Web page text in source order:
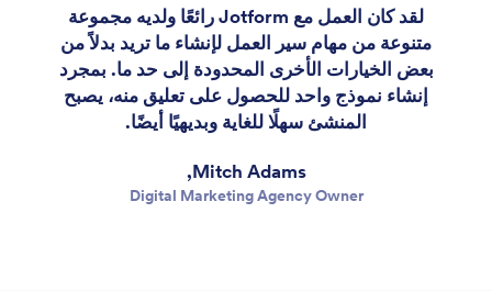
لقد كان العمل مع Jotform رائعًا ولديه مجموعة
متنوعة من مهام سير العمل لإنشاء ما تريد بدلاً من
بعض الخيارات الأخرى المحدودة إلى حد ما. بمجرد
إنشاء نموذج واحد للحصول على تعليق منه، يصبح
المنشئ سهلًا للغاية وبديهيًا أيضًا.
Mitch Adams,
Digital Marketing Agency Owner